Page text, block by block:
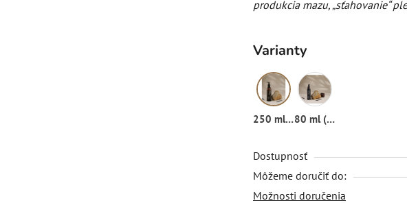
produkcia mazu, „sťahovanie“
Varianty
250 ml (plastová fľaša) 80 ml (sklenená fľaša)
Dostupnosť
Môžeme doručiť do:
Možnosti doručenia